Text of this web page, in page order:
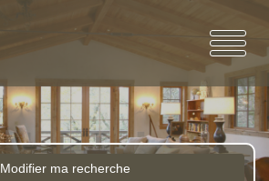
Modifier ma recherche